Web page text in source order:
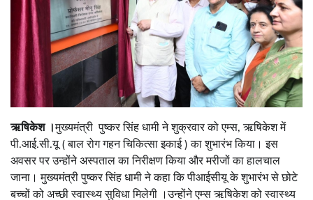
ऋषिकेश ।मुख्यमंत्री पुष्कर सिंह धामी ने शुक्रवार को एम्स, ऋषिकेश में
पी.आई.सी.यू ( बाल रोग गहन चिकित्सा इकाई ) का शुभारंभ किया। इस
अवसर पर उन्होंने अस्पताल का निरीक्षण किया और मरीजों का हालचाल
जाना। मुख्यमंत्री पुष्कर सिंह धामी ने कहा कि पीआईसीयू के शुभारंभ से छोटे
बच्चों को अच्छी स्वास्थ्य सुविधा मिलेगी ।उन्होंने एम्स ऋषिकेश को स्वास्थ्य